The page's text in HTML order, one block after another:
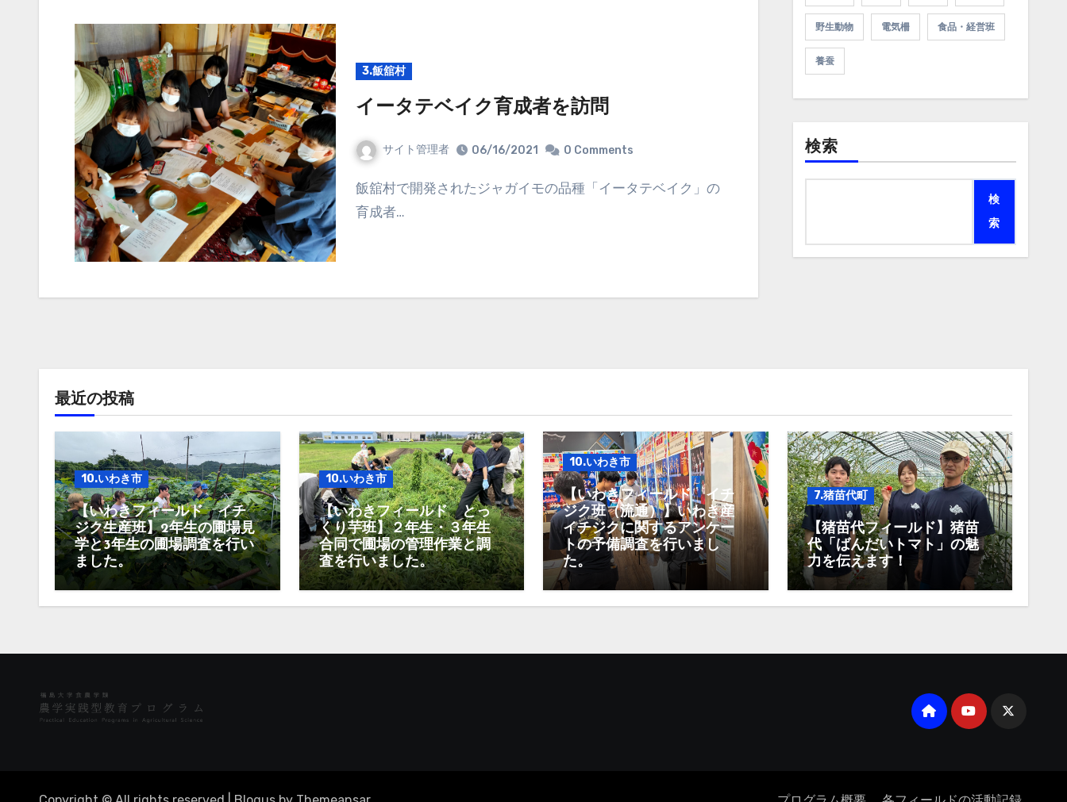
3.飯舘村
イータテベイク育成者を訪問
サイト管理者 06/16/2021 0 Comments
飯舘村で開発されたジャガイモの品種「イータテベイク」の
育成者…
野生動物 電気柵 食品・経営班
養蚕
検索
検
索
最近の投稿
10.いわき市
【いわきフィールド イチ
ジク生産班】2年生の圃場見
学と3年生の圃場調査を行い
ました。
10.いわき市
【いわきフィールド とっ
くり芋班】２年生・３年生
合同で圃場の管理作業と調
査を行いました。
10.いわき市
【いわきフィールド イチ
ジク班（流通）】いわき産
イチジクに関するアンケー
トの予備調査を行いまし
た。
7.猪苗代町
【猪苗代フィールド】猪苗
代「ばんだいトマト」の魅
力を伝えます！